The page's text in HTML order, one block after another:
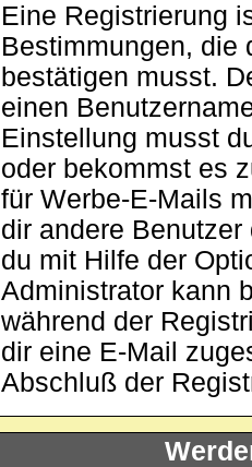
Eine Registrierung
Bestimmungen, die
bestätigen musst.
einen
Einstellung musst
oder bekommst es
für Werbe-E-Mails
dir andere
du mit Hilfe der
Administrator kann
während der
dir eine E-Mail
Abschluß der